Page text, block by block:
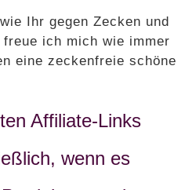
Ihr gegen Zecken und
ich mich wie immer
eine zeckenfreie schöne
Affiliate-Links
wenn es